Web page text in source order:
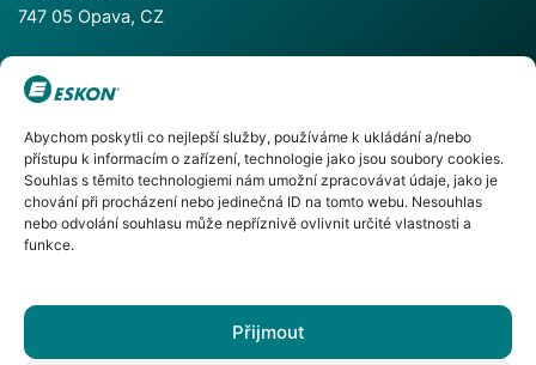
Abychom poskytli co nejlepší služby, používáme k ukládání a/nebo
přístupu k informacím o zařízení, technologie jako jsou soubory cookies.
Souhlas s těmito technologiemi nám umožní zpracovávat údaje, jako je
chování při procházení nebo jedinečná ID na tomto webu. Nesouhlas
nebo odvolání souhlasu může nepříznivě ovlivnit určité vlastnosti a
funkce.
Přijmout
747 05 Opava, CZ
+420 553 786 811
info@eskon.cz